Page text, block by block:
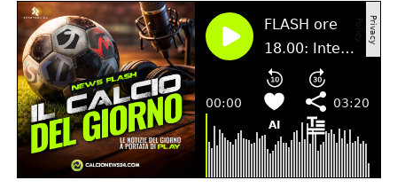
probabilmenteAmir Rrahmani
, centrale
difensivo in netta ripresa fisica. Più lunghi i
tempi per gli altri degenti del centrocampo:
Billy GilmoureFrank Anguissasono ancora
out, con il mediano camerunense alle prese
con nuovi acciacchi dopo un apparente
recupero. Situazione complessa per i big